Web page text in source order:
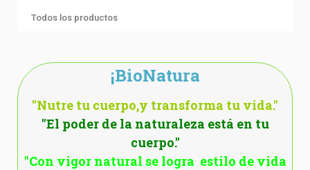
Todos los productos
¡BioNatura
"Nutre tu cuerpo,y transforma tu vida."
"El poder de la naturaleza está en tu
cuerpo."
"Con vigor natural se logra estilo de vida